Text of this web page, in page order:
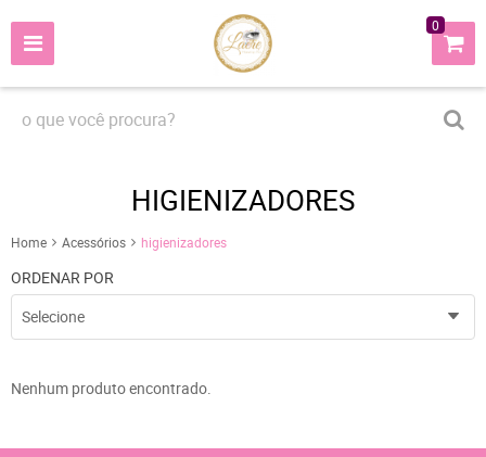
0
HIGIENIZADORES
Home Acessórios higienizadores
ORDENAR POR
Selecione
Nenhum produto encontrado.